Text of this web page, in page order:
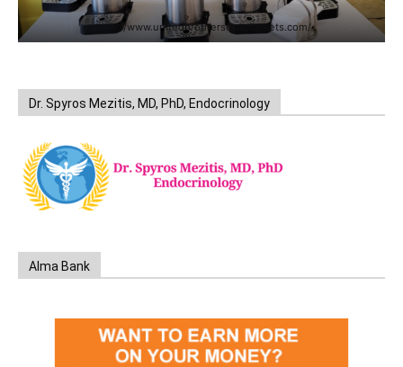
https://www.unitedbrothersfruitmarkets.com/
Dr. Spyros Mezitis, MD, PhD, Endocrinology
Alma Bank